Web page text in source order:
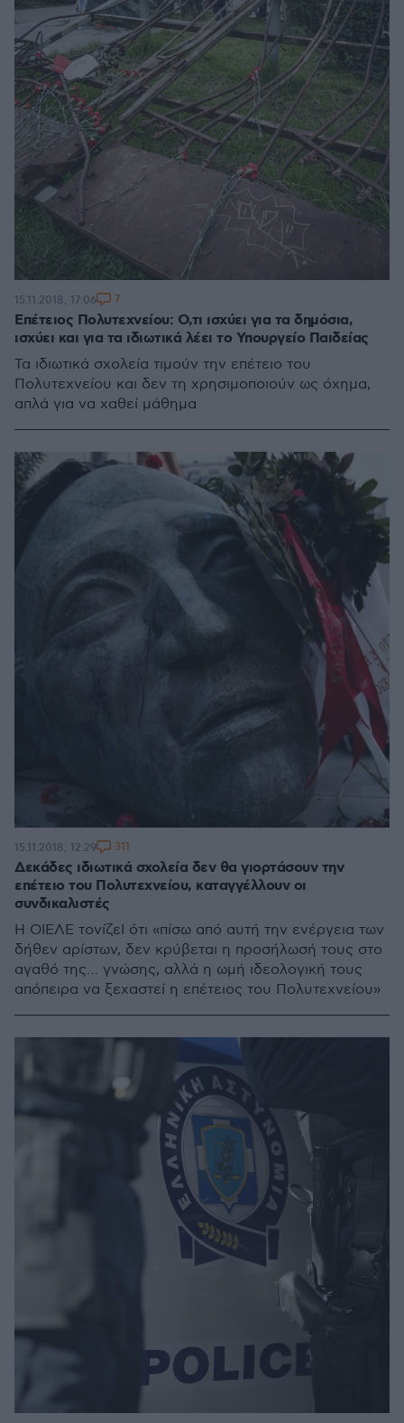
Επέτειος Πολυτεχνείου: Ο,τι ισχύει για τα δημόσια,
ισχύει και για τα ιδιωτικά λέει το Υπουργείο Παιδείας
Τα ιδιωτικά σχολεία τιμούν την επέτειο του
Πολυτεχνείου και δεν τη χρησιμοποιούν ως όχημα,
απλά για να χαθεί μάθημα
15.11.2018, 17:06 7
Δεκάδες ιδιωτικά σχολεία δεν θα γιορτάσουν την
επέτειο του Πολυτεχνείου, καταγγέλλουν οι
συνδικαλιστές
Η ΟΙΕΛΕ τονίζεΙ ότι «πίσω από αυτή την ενέργεια των
δήθεν αρίστων, δεν κρύβεται η προσήλωσή τους στο
αγαθό της… γνώσης, αλλά η ωμή ιδεολογική τους
απόπειρα να ξεχαστεί η επέτειος του Πολυτεχνείου»
15.11.2018, 12:29 311